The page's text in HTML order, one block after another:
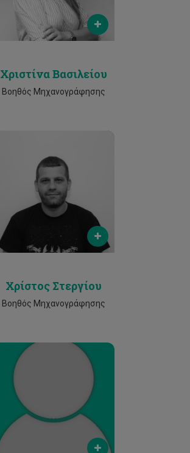
Phone
2500 2459
Χριστίνα Βασιλείου
Βοηθός Μηχανογράφησης
Email
christos.stergiou@cut.ac.cy
Phone
2500 2121
Χρίστος Στεργίου
Βοηθός Μηχανογράφησης
m.georgiou@cut.ac.cy